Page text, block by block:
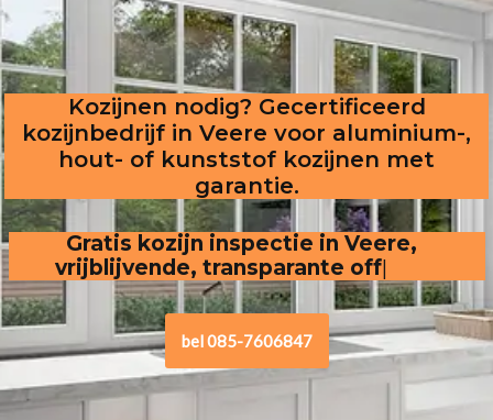
Kozijnen nodig? Gecertificeerd
kozijnbedrijf in Veere voor aluminium-,
hout- of kunststof kozijnen met
garantie.
Gratis kozijn inspectie in Veere,
vrijblijvende, transparante offerte
bel 085-7606847